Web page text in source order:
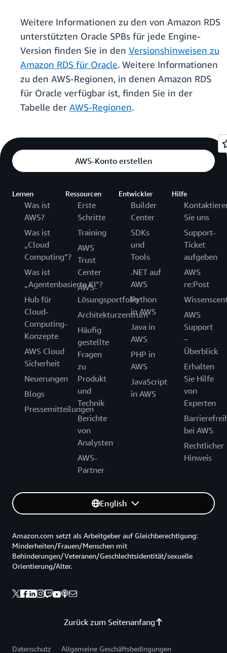
Weitere Informationen zu den von Amazon RDS
unterstützten Oracle SPBs für jede Engine-
Version finden Sie in den Versionshinweisen zu
Amazon RDS für Oracle. Weitere Informationen
zu den AWS-Regionen, in denen Amazon RDS
für Oracle verfügbar ist, finden Sie in der
Tabelle der AWS-Regionen.
AWS-Konto erstellen
Lernen
Was ist
AWS?
Was ist
„Cloud
Computing“?
Was ist
„Agentenbasierte KI“?
Hub für
Cloud-
Computing-
Konzepte
AWS Cloud
Sicherheit
Neuerungen
Blogs
Pressemitteilungen
Ressourcen
Erste
Schritte
Training
AWS
Trust
Center
AWS-
Lösungsportfolio
Architekturzentrum
Häufig
gestellte
Fragen
zu
Produkt
und
Technik
Berichte
von
Analysten
AWS-
Partner
Entwickler
Builder
Center
SDKs
und
Tools
.NET auf
AWS
Python
in AWS
Java in
AWS
PHP in
AWS
JavaScript
in AWS
Hilfe
Sie uns
Support-
Ticket
aufgeben
AWS
re:Post
AWS
Support
–
Überblick
Erhalten
Sie Hilfe
von
Experten
bei AWS
Rechtlicher
Hinweis
English
Zurück zum Seitenanfang
Amazon.com setzt als Arbeitgeber auf Gleichberechtigung:
Minderheiten/Frauen/Menschen mit
Behinderungen/Veteranen/Geschlechtsidentität/sexuelle
Orientierung/Alter.
Datenschutz Allgemeine Geschäftsbedingungen